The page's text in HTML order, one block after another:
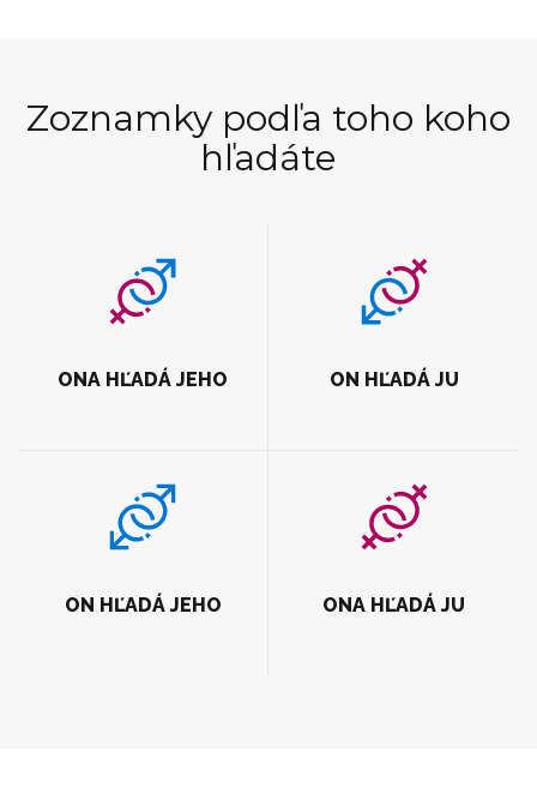
Zoznamky podľa toho koho
hľadáte
ONA HĽADÁ JEHO ON HĽADÁ JU
ON HĽADÁ JEHO ONA HĽADÁ JU